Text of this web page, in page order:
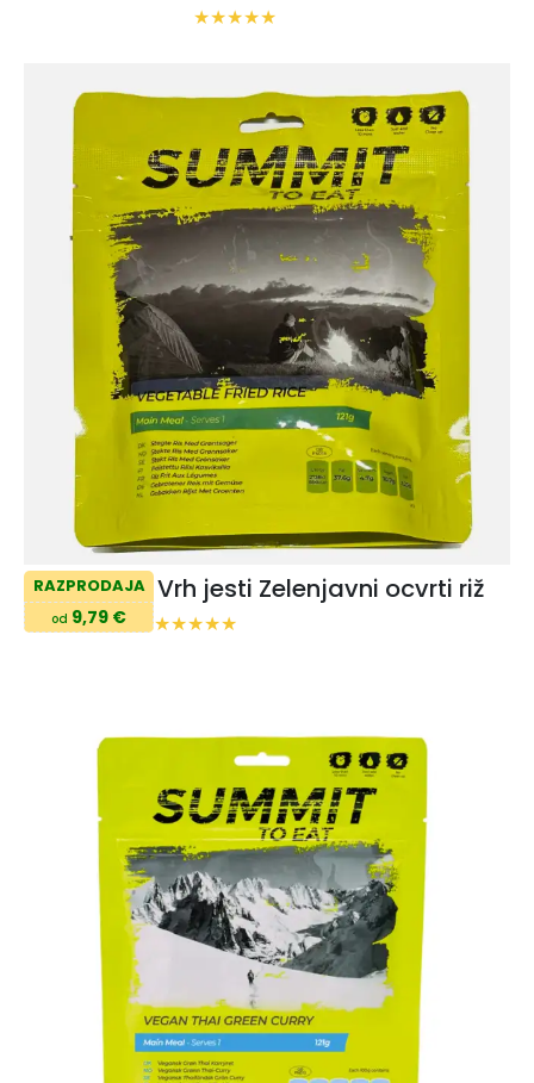
RAZPRODAJA
od 9,79 €
Vrh jesti Zelenjavni ocvrti riž